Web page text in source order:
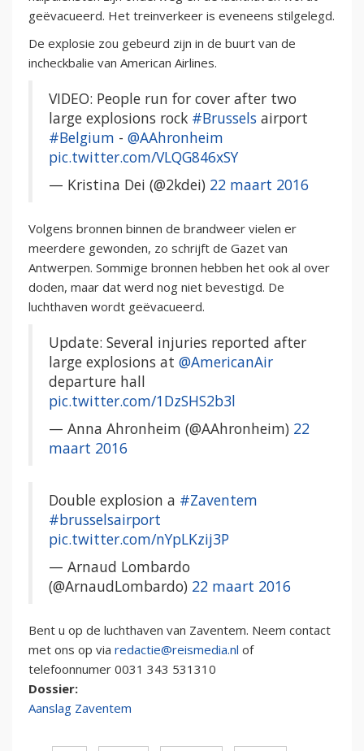
geëvacueerd. Het treinverkeer is eveneens stilgelegd.
De explosie zou gebeurd zijn in de buurt van de
incheckbalie van American Airlines.
VIDEO: People run for cover after two
large explosions rock #Brussels airport
#Belgium - @AAhronheim
pic.twitter.com/VLQG846xSY
— Kristina Dei (@2kdei) 22 maart 2016
Volgens bronnen binnen de brandweer vielen er
meerdere gewonden, zo schrijft de Gazet van
Antwerpen. Sommige bronnen hebben het ook al over
doden, maar dat werd nog niet bevestigd. De
luchthaven wordt geëvacueerd.
Update: Several injuries reported after
large explosions at @AmericanAir
departure hall
pic.twitter.com/1DzSHS2b3l
— Anna Ahronheim (@AAhronheim) 22
maart 2016
Double explosion a #Zaventem
#brusselsairport
pic.twitter.com/nYpLKzij3P
— Arnaud Lombardo
(@ArnaudLombardo) 22 maart 2016
Bent u op de luchthaven van Zaventem. Neem contact
met ons op via redactie@reismedia.nl of
telefoonnumer 0031 343 531310
Dossier:
Aanslag Zaventem